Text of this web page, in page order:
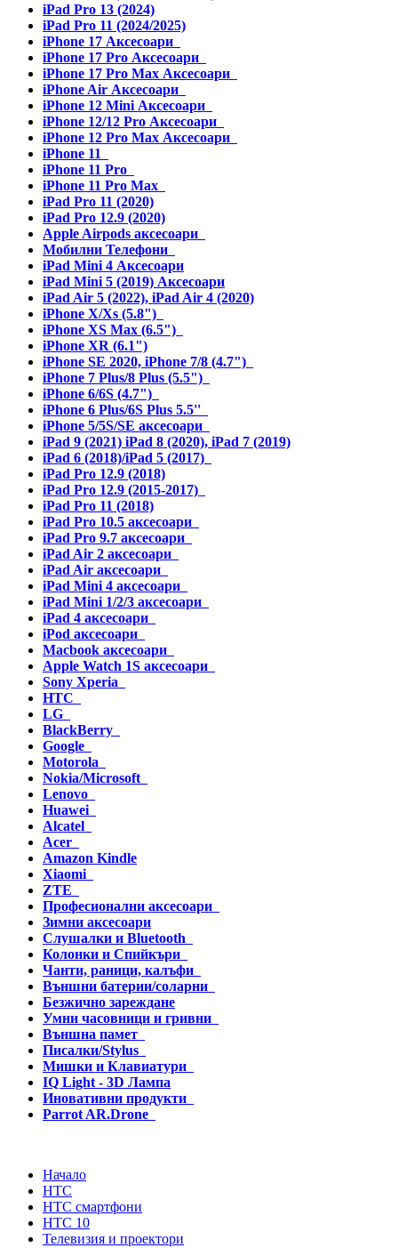
iPad Pro 13 (2024)
iPad Pro 11 (2024/2025)
iPhone 17 Аксесоари
iPhone 17 Pro Аксесоари
iPhone 17 Pro Max Аксесоари
iPhone Air Аксесоари
iPhone 12 Mini Аксесоари
iPhone 12/12 Pro Аксесоари
iPhone 12 Pro Max Аксесоари
iPhone 11
iPhone 11 Pro
iPhone 11 Pro Max
iPad Pro 11 (2020)
iPad Pro 12.9 (2020)
Apple Airpods аксесоари
Мобилни Телефони
iPad Mini 4 Аксесоари
iPad Mini 5 (2019) Аксесоари
iPad Air 5 (2022), iPad Air 4 (2020)
iPhone X/Xs (5.8")
iPhone XS Max (6.5")
iPhone XR (6.1")
iPhone SE 2020, iPhone 7/8 (4.7")
iPhone 7 Plus/8 Plus (5.5")
iPhone 6/6S (4.7")
iPhone 6 Plus/6S Plus 5.5''
iPhone 5/5S/SE аксесоари
iPad 9 (2021) iPad 8 (2020), iPad 7 (2019)
iPad 6 (2018)/iPad 5 (2017)
iPad Pro 12.9 (2018)
iPad Pro 12.9 (2015-2017)
iPad Pro 11 (2018)
iPad Pro 10.5 аксесоари
iPad Pro 9.7 аксесоари
iPad Air 2 аксесоари
iPad Air аксесоари
iPad Mini 4 аксесоари
iPad Mini 1/2/3 аксесоари
iPad 4 аксесоари
iPod аксесоари
Macbook аксесоари
Apple Watch 1S аксесоари
Sony Xperia
HTC
LG
BlackBerry
Google
Motorola
Nokia/Microsoft
Lenovo
Huawei
Alcatel
Acer
Amazon Kindle
Xiaomi
ZTE
Професионални аксесоари
Зимни аксесоари
Слушалки и Bluetooth
Колонки и Спийкъри
Чанти, раници, калъфи
Външни батерии/соларни
Безжично зареждане
Умни часовници и гривни
Външна памет
Писалки/Stylus
Мишки и Клавиатури
IQ Light - 3D Лампа
Иновативни продукти
Parrot AR.Drone
Начало
HTC
HTC смартфони
HTC 10
Телевизия и проектори